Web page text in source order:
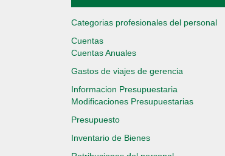
Categorias profesionales del personal
Cuentas
Cuentas Anuales
Gastos de viajes de gerencia
Informacion Presupuestaria
Modificaciones Presupuestarias
Presupuesto
Inventario de Bienes